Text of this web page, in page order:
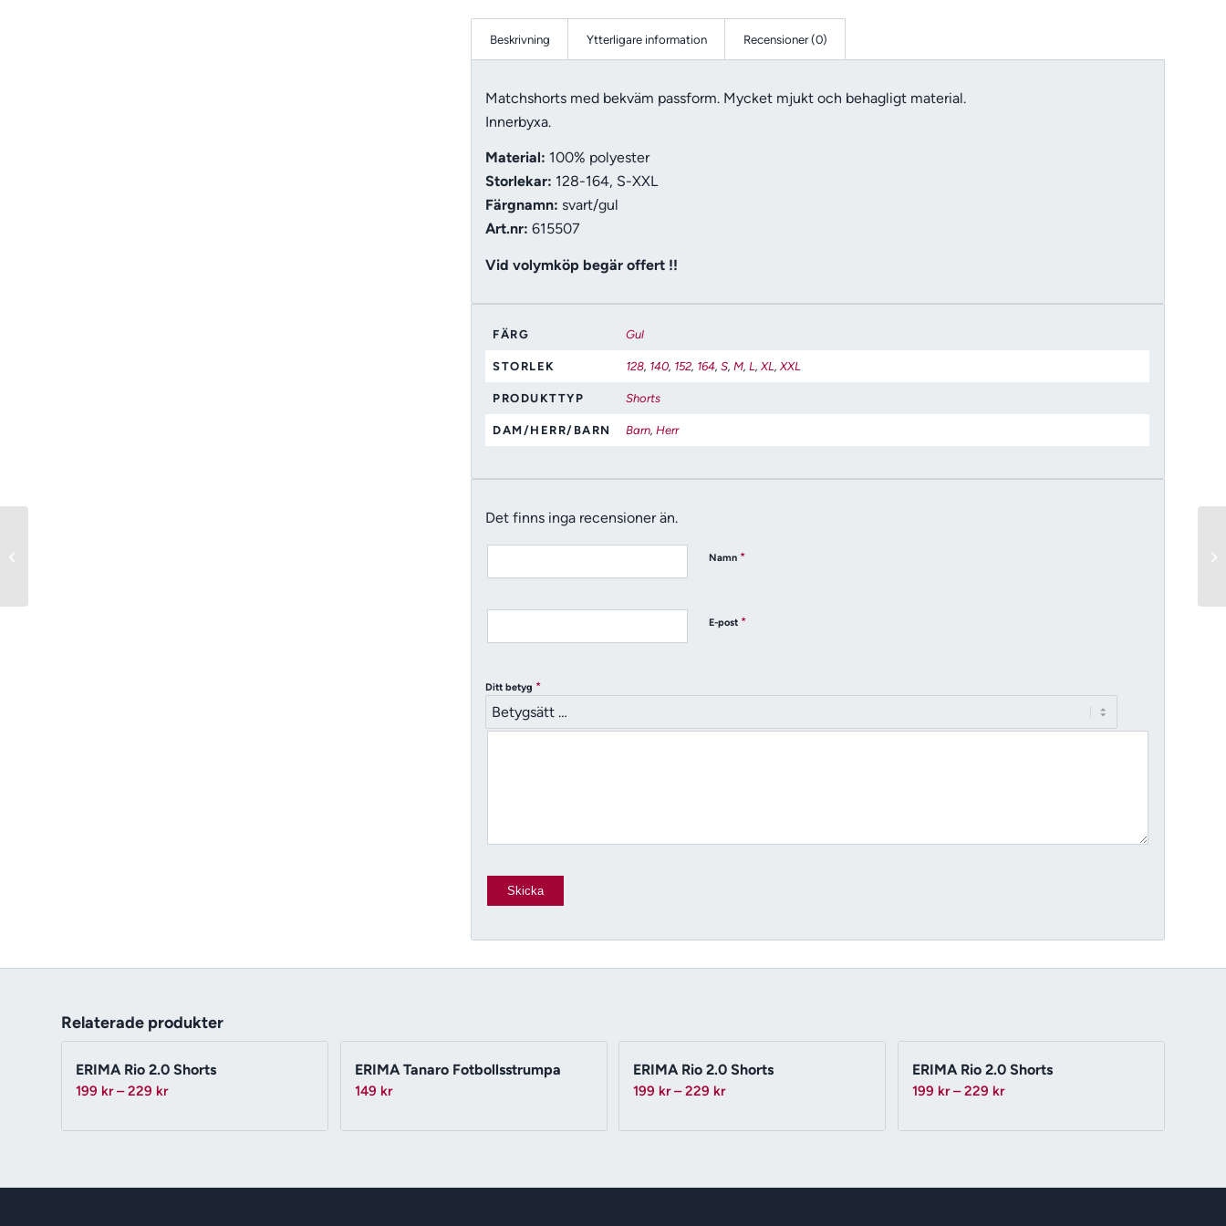
Beskrivning Ytterligare information Recensioner (0)
Matchshorts med bekväm passform. Mycket mjukt och behagligt material.
Innerbyxa.
Material: 100% polyester
Storlekar: 128-164, S-XXL
Färgnamn:svart/gul
Art.nr: 615507
Vid volymköp begär offert !!
FÄRG Gul
STORLEK 128, 140, 152, 164,S,M,L,XL,XXL
PRODUKTTYP Shorts
DAM/HERR/BARN Barn,Herr
Det finns inga recensioner än.
Namn *
E-post *
Ditt betyg *
Relaterade produkter
ERIMA Rio 2.0 Shorts
199 kr – 229 krPrisintervall:
till
ERIMA Tanaro Fotbollsstrumpa
149 kr
ERIMA Rio 2.0 Shorts
199 kr – 229 krPrisintervall:
till
ERIMA Rio 2.0 Shorts
199 kr – 229 krPrisintervall:
till